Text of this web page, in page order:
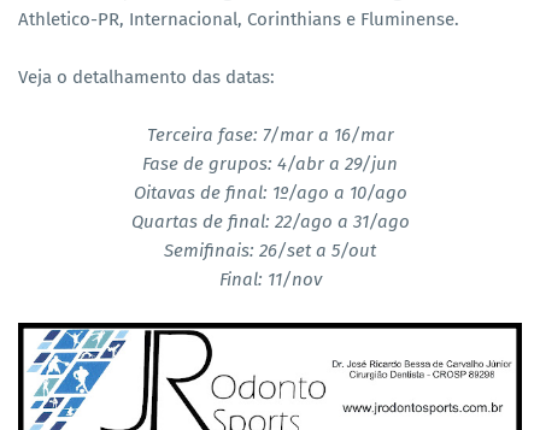
Athletico-PR, Internacional, Corinthians e Fluminense.
Veja o detalhamento das datas:
Terceira fase: 7/mar a 16/mar
Fase de grupos: 4/abr a 29/jun
Oitavas de final: 1º/ago a 10/ago
Quartas de final: 22/ago a 31/ago
Semifinais: 26/set a 5/out
Final: 11/nov